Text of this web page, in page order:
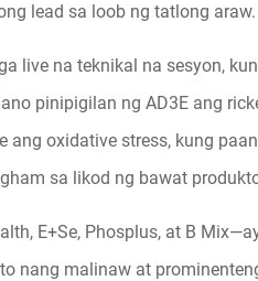
lead sa loob ng tatlong araw.
live na teknikal na sesyon,
pinipigilan ng AD3E ang
ang oxidative stress, kung
sa likod ng bawat
E+Se, Phosplus, at B
nang malinaw at